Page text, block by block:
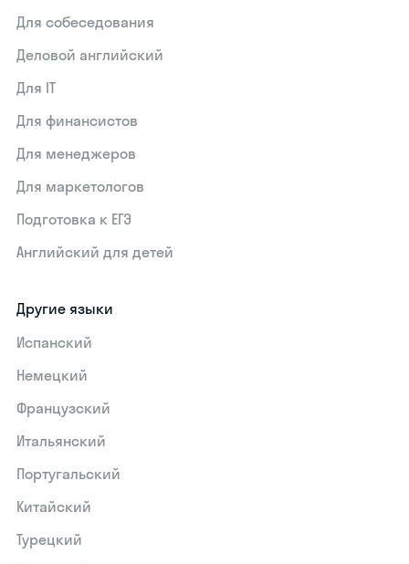
Для собеседования
Деловой английский
Для IT
Для финансистов
Для менеджеров
Для маркетологов
Подготовка к ЕГЭ
Английский для детей
Другие языки
Испанский
Немецкий
Французский
Итальянский
Португальский
Китайский
Турецкий